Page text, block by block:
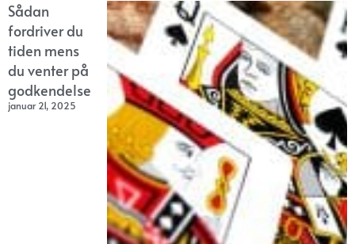
Sådan
fordriver du
tiden mens
du venter på
godkendelse
januar 21, 2025